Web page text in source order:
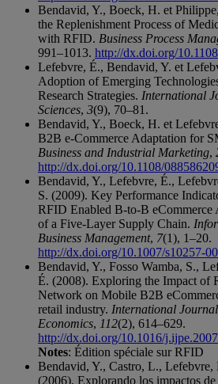
Bendavid, Y., Boeck, H. et
the Replenishment Process of
with RFID. Business Process
991–1013. http://dx.doi.org/
Lefebvre, É., Bendavid, Y. et
Adoption of Emerging
Research Strategies. International
Sciences, 3(9), 70–81.
Bendavid, Y., Boeck, H. et
B2B e-Commerce Adaptation for
Business and Industrial Marketing,
http://dx.doi.org/10.1108/
Bendavid, Y., Lefebvre, É.,
S. (2009). Key Performance
RFID Enabled B-to-B eCommerce
of a Five-Layer Supply Chain.
Business Management, 7(1), 1–20.
http://dx.doi.org/10.1007/s10257-
Bendavid, Y., Fosso Wamba, S.,
É. (2008). Exploring the Impact of
Network on Mobile B2B
retail industry. International
Economics, 112(2), 614–629.
http://dx.doi.org/10.1016/
Notes: Édition spéciale sur RFID
Bendavid, Y., Castro, L.,
(2006). Explorando los impactos